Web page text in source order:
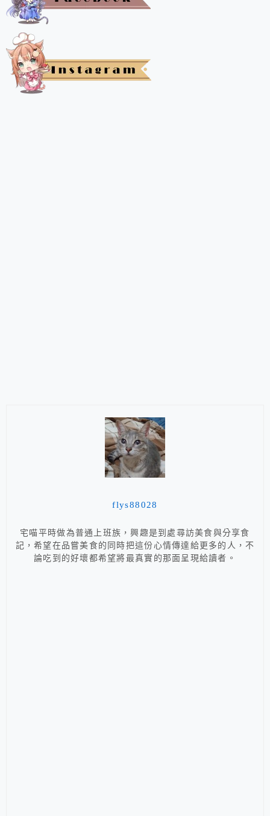
flys88028
宅喵平時做為普通上班族，興趣是到處尋訪美食與分享食
記，希望在品嘗美食的同時把這份心情傳達給更多的人，不
論吃到的好壞都希望將最真實的那面呈現給讀者。